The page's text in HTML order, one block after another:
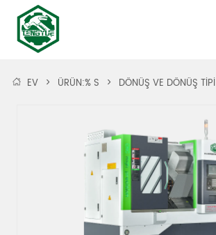
EV > ÜRÜN:% S > DÖNÜŞ VE DÖNÜŞ TİPİ